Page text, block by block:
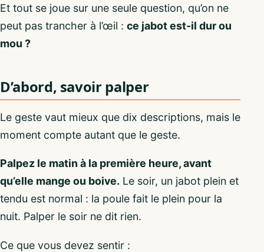
Et tout se joue sur une seule question, qu’on ne
peut pas trancher à l’œil : ce jabot est-il dur ou
mou ?
D’abord, savoir palper
Le geste vaut mieux que dix descriptions, mais le
moment compte autant que le geste.
Palpez le matin à la première heure, avant
qu’elle mange ou boive. Le soir, un jabot plein et
tendu est normal : la poule fait le plein pour la
nuit. Palper le soir ne dit rien.
Ce que vous devez sentir :